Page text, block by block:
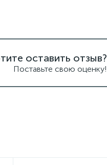
оставить отзыв?
Поставьте свою оценку!